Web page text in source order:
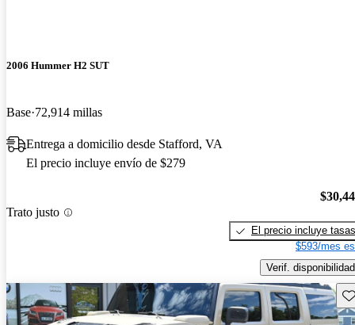
2006 Hummer H2 SUT
Base 72,914 millas
Entrega a domicilio desde Stafford, VA
El precio incluye envío de $279
Trato justo
El precio incluye tasas
$593/mes
Verif. disponibilidad